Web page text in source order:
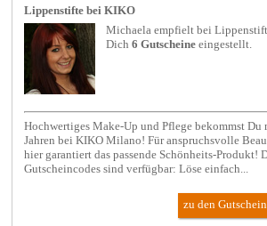
Lippenstifte bei KIKO
Michaela empfielt bei
Dich6 Gutscheine eingestellt.
Hochwertiges Make-Up und Pflege bekommst
Jahren bei KIKO Milano! Für anspruchsvolle
hier garantiert das passende Schönheits-Produkt!
Gutscheincodes sind verfügbar: Löse einfach...
zu den